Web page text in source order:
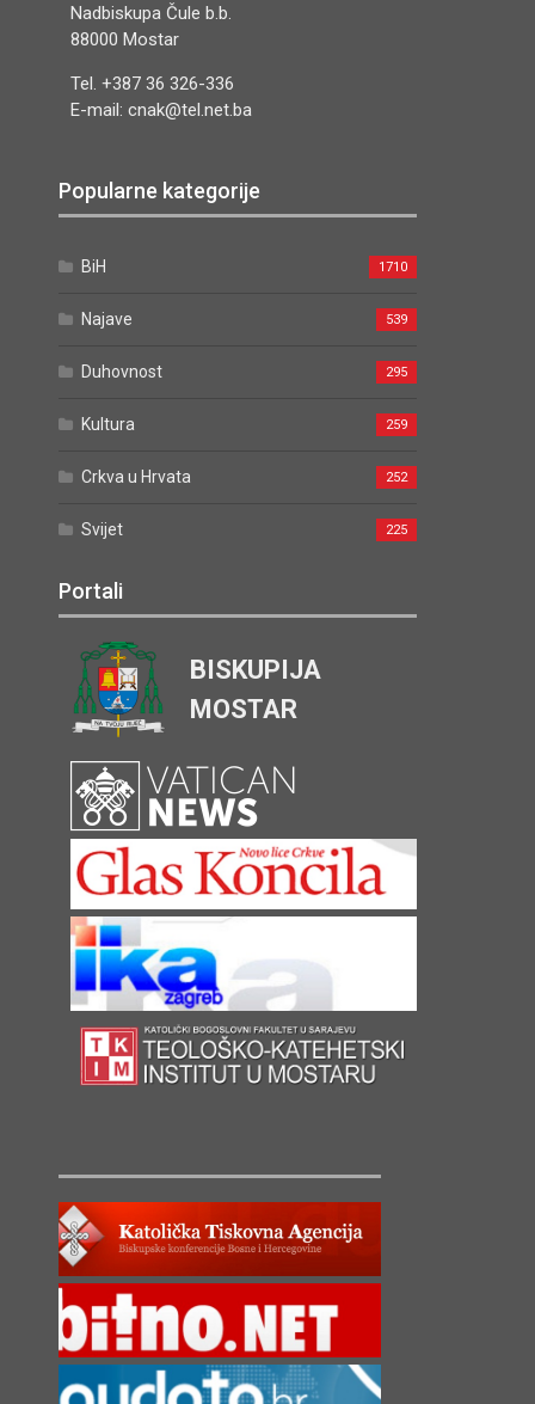
Nadbiskupa Čule b.b.
88000 Mostar
Tel. +387 36 326-336
E-mail: cnak@tel.net.ba
Popularne kategorije
BiH 1710
Najave 539
Duhovnost 295
Kultura 259
Crkva u Hrvata 252
Svijet 225
Portali
BISKUPIJA
MOSTAR